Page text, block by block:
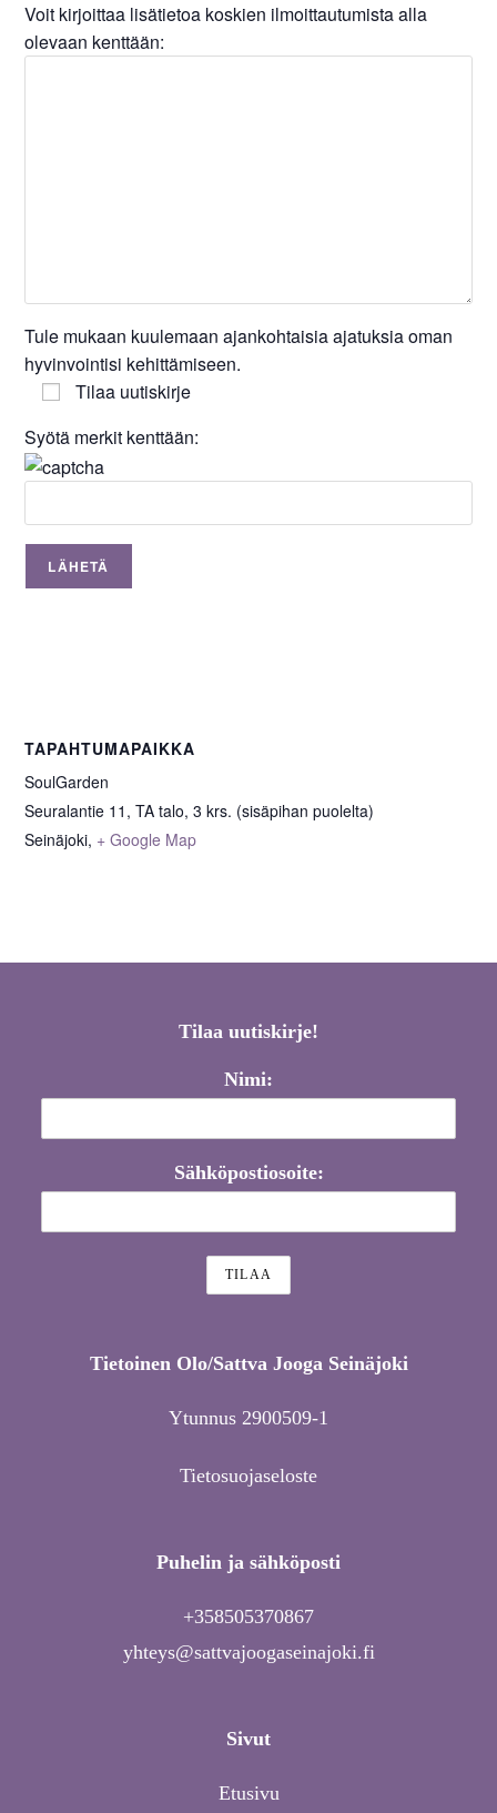
Voit kirjoittaa lisätietoa koskien ilmoittautumista alla
olevaan kenttään:
Tule mukaan kuulemaan ajankohtaisia ajatuksia oman
hyvinvointisi kehittämiseen.
Tilaa uutiskirje
Syötä merkit kenttään:
TAPAHTUMAPAIKKA
SoulGarden
Seuralantie 11, TA talo, 3 krs. (sisäpihan puolelta)
Seinäjoki, + Google Map
Tilaa uutiskirje!
Nimi:
Sähköpostiosoite:
Tietoinen Olo/Sattva Jooga Seinäjoki
Ytunnus 2900509-1
Tietosuojaseloste
Puhelin ja sähköposti
+358505370867
yhteys@sattvajoogaseinajoki.fi
Sivut
Etusivu